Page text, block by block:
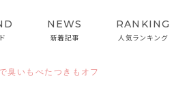
NEWS
新着記事
RANKING
人気ランキング
臭いもべたつきもオフ